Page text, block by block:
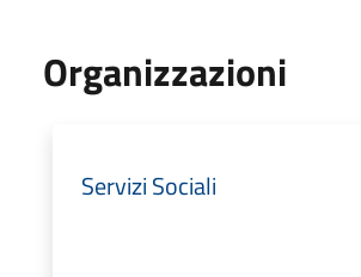
Organizzazioni
Servizi Sociali